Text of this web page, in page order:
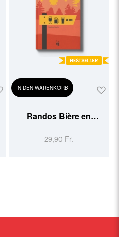
IN DEN WARENKORB
Randos Bière en
29,90 Fr.